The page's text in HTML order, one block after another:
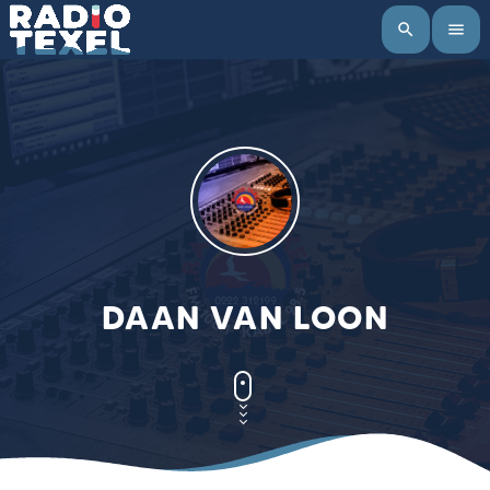
search menu
DAAN VAN LOON